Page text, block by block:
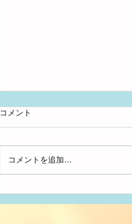
大きさ比べ
コメント
コメントを追加…